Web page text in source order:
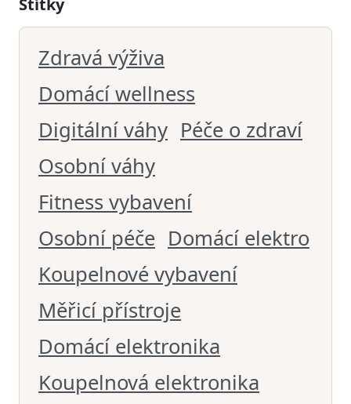
Štítky
Zdravá výživa
Domácí wellness
Digitální váhy Péče o zdraví
Osobní váhy
Fitness vybavení
Osobní péče Domácí elektro
Koupelnové vybavení
Měřicí přístroje
Domácí elektronika
Koupelnová elektronika